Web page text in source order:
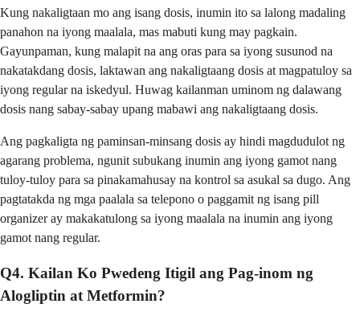
Kung nakaligtaan mo ang isang dosis, inumin ito sa lalong madaling
panahon na iyong maalala, mas mabuti kung may pagkain.
Gayunpaman, kung malapit na ang oras para sa iyong susunod na
nakatakdang dosis, laktawan ang nakaligtaang dosis at magpatuloy sa
iyong regular na iskedyul. Huwag kailanman uminom ng dalawang
dosis nang sabay-sabay upang mabawi ang nakaligtaang dosis.
Ang pagkaligta ng paminsan-minsang dosis ay hindi magdudulot ng
agarang problema, ngunit subukang inumin ang iyong gamot nang
tuloy-tuloy para sa pinakamahusay na kontrol sa asukal sa dugo. Ang
pagtatakda ng mga paalala sa telepono o paggamit ng isang pill
organizer ay makakatulong sa iyong maalala na inumin ang iyong
gamot nang regular.
Q4. Kailan Ko Pwedeng Itigil ang Pag-inom ng
Alogliptin at Metformin?